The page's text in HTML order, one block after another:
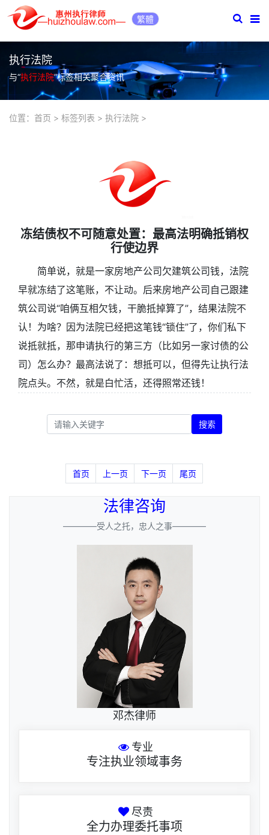
繁體
执行法院
与“执行法院”标签相关聚合资讯
位置： 首页 > 标签列表 > 执行法院 >
冻结债权不可随意处置：最高法明确抵销权
行使边界
简单说，就是一家房地产公司欠建筑公司钱，法院
早就冻结了这笔账，不让动。后来房地产公司自己跟建
筑公司说“咱俩互相欠钱，干脆抵掉算了”，结果法院不
认！为啥？因为法院已经把这笔钱“锁住”了，你们私下
说抵就抵，那申请执行的第三方（比如另一家讨债的公
司）怎么办？最高法说了：想抵可以，但得先让执行法
院点头。不然，就是白忙活，还得照常还钱！
搜索
首页 上一页 下一页 尾页
法律咨询
————受人之托，忠人之事————
邓杰律师
专业
专注执业领域事务
尽责
全力办理委托事项